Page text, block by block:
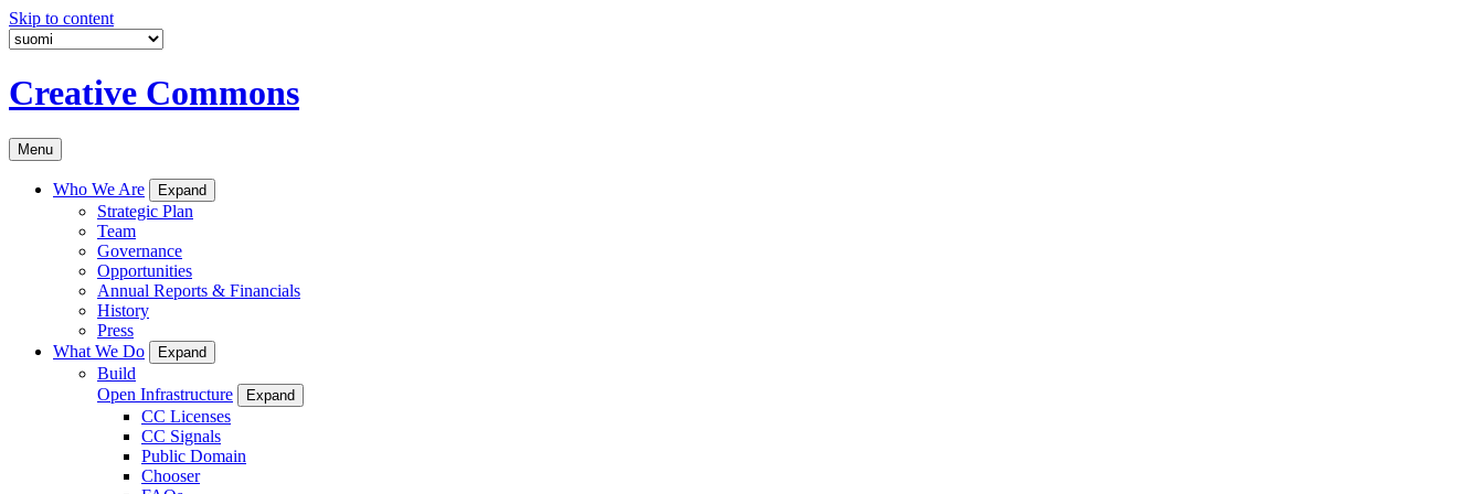
Skip to content
Creative Commons
Menu
Who We Are Expand
Strategic Plan
Team
Governance
Opportunities
Annual Reports & Financials
History
Press
What We Do
Expand
Build
Open Infrastructure
Expand
CC Licenses
CC Signals
Public Domain
Chooser